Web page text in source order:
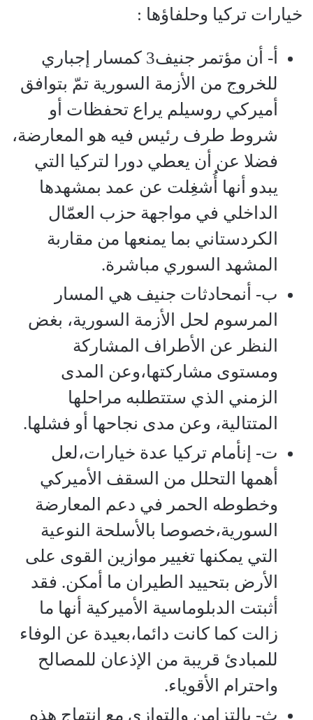
خيارات تركيا وحلفاؤها :
أ‌- أن مؤتمر جنيف3 كمسار إجباري
للخروج من الأزمة السورية تمّ بتوافق
أميركي روسيلم يراع تحفظات أو
شروط طرف رئيس فيه هو المعارضة،
فضلا عن أن يعطي دورا لتركيا التي
يبدو أنها أُشغِلت عن عمد بمشهدها
الداخلي في مواجهة حزب العمّال
الكردستاني بما يمنعها من مقاربة
المشهد السوري مباشرة.
ب‌- أنمحادثات جنيف هي المسار
المرسوم لحل الأزمة السورية، بغض
النظر عن الأطراف المشاركة
ومستوى مشاركتها،وعن المدى
الزمني الذي ستتطلبه مراحلها
المتتالية، وعن مدى نجاحها أو فشلها.
ت‌- إنأمام تركيا عدة خيارات،لعل
أهمها التحلل من السقف الأميركي
وخطوطه الحمر في دعم المعارضة
السورية،خصوصا بالأسلحة النوعية
التي يمكنها تغيير موازين القوى على
الأرض بتحييد الطيران ما أمكن. فقد
أثبتت الدبلوماسية الأميركية أنها ما
زالت كما كانت دائما،بعيدة عن الوفاء
للمبادئ قريبة من الإذعان للمصالح
واحترام الأقوياء.
ث‌- بالتزامن والتوازي مع انتهاج هذه